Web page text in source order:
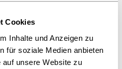
Cookies
Inhalte und Anzeigen zu
für soziale Medien anbieten
unsere Website zu
werden. Dies ist im Sinne
nötig. Darüber hinaus
Vergütung auf
Nutzung sichergestellt und